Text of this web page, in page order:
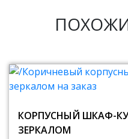
КОРПУСНЫЙ ШКАФ-
ЗЕРКАЛОМ